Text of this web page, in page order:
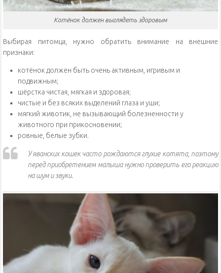
Котёнок должен выглядеть здоровым
Выбирая питомца, нужно обратить внимание на внешние
признаки:
котёнок должен быть очень активным, игривым и
подвижным;
шёрстка чистая, мягкая и здоровая;
чистые и без всяких выделений глаза и уши;
мягкий животик, не вызывающий болезненности у
животного при прикосновении;
ровные, белые зубки.
У яванских кошек часто рождаются глухие котята, поэтому
перед приобретением малыша нужно проверить его реакцию
на шум и звуки.